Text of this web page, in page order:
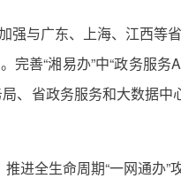
强与广东、上海、江西等
完善“湘易办”中“政务服
、省政务服务和大数据
进全生命周期“一网通办”